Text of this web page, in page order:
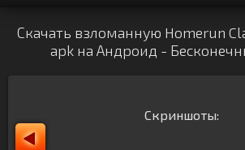
Скачать взломанную Homerun
apk на Андроид -
Скриншоты: